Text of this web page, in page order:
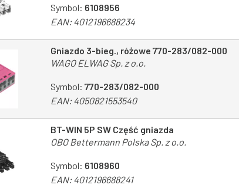
Symbol: 6108956
EAN:4012196688234
Gniazdo 3-bieg., różowe 770-283/082-000
WAGO ELWAG Sp. z o.o.
Symbol: 770-283/082-000
EAN:4050821553540
BT-WIN 5P SW Część gniazda
OBO Bettermann Polska Sp. z o.o.
Symbol: 6108960
EAN:4012196688241